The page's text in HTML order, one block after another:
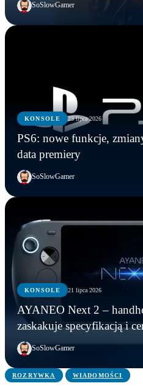
SoSlowGamer
KONSOLE 23 lipca 2026
PS6: nowe funkcje,
data premiery
SoSlowGamer
KONSOLE 21 lipca 2026
AYANEO Next 2 –
zaskakuje specyfikacją i
SoSlowGamer
KONSOLE
Marvel’s Wolverine z
wynika z oceny ESRB
KONSOLE
PS6: nowe funkcje,
możliwa data premiery
KONSOLE
AYANEO Next 2 –
zaskakuje specyfikacją i
ROZRYWKA WIADOMOŚCI